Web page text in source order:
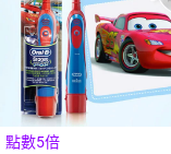
點數5倍